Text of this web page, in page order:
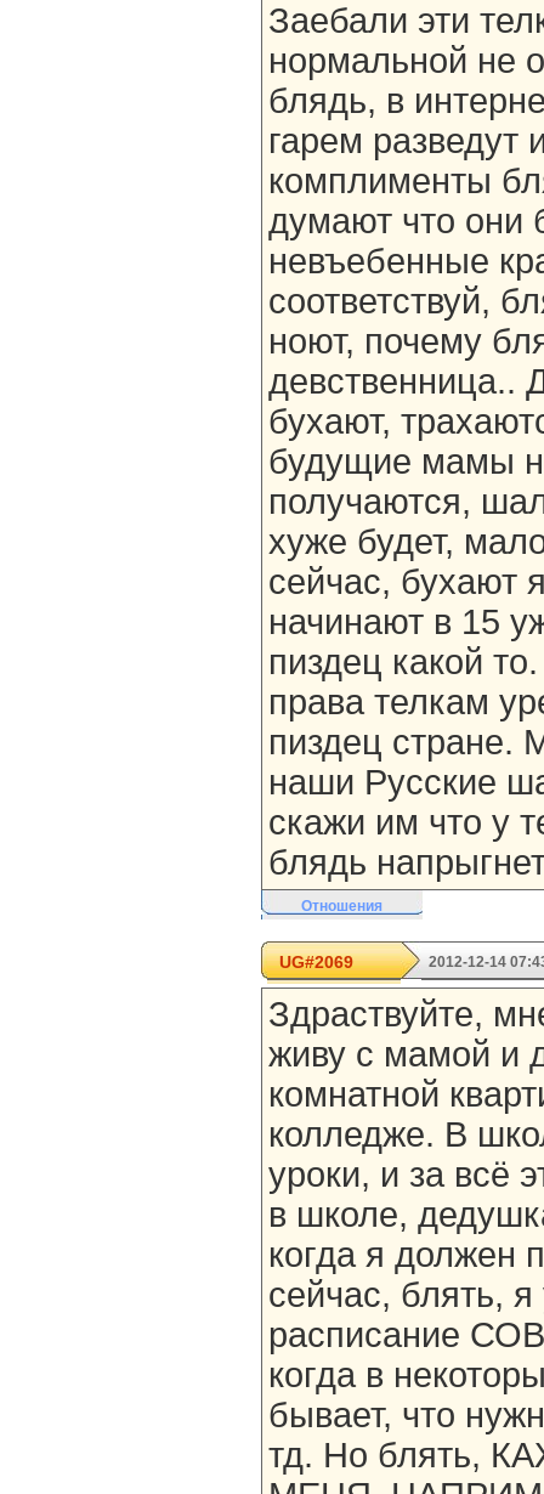
Заебали эти
нормальной не
блядь, в
гарем разведут
комплименты
думают что они
невъебенные
соответствуй,
ноют, почему
девственница..
бухают,
будущие мамы
получаются,
хуже будет,
сейчас, бухают
начинают в 15
пиздец какой
права телкам
пиздец стране.
наши Русские
скажи им что у
блядь
Отношения
UG#2069 2012-12-14
Здраствуйте,
живу с мамой и
комнатной
колледже. В
уроки, и за всё
в школе,
когда я должен
сейчас, блять,
расписание
когда в
бывает, что
тд. Но блять,